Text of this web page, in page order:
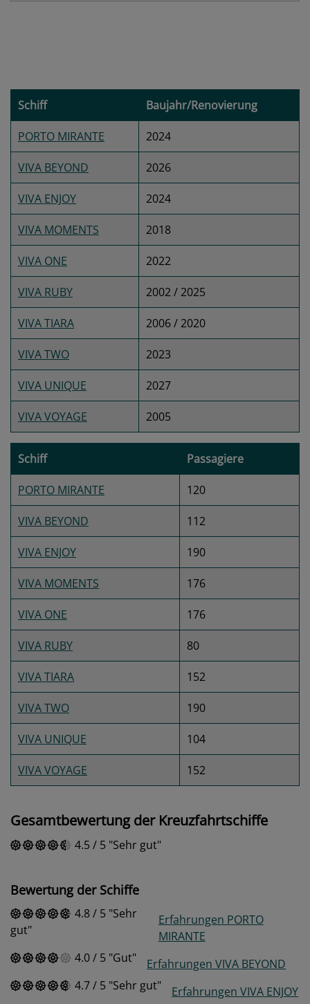
Schiff Baujahr/Renovierung
PORTO MIRANTE 2024
VIVA BEYOND 2026
VIVA ENJOY 2024
VIVA MOMENTS 2018
VIVA ONE 2022
VIVA RUBY 2002 / 2025
VIVA TIARA 2006 / 2020
VIVA TWO 2023
VIVA UNIQUE 2027
VIVA VOYAGE 2005
Schiff Passagiere
PORTO MIRANTE 120
VIVA BEYOND 112
VIVA ENJOY 190
VIVA MOMENTS 176
VIVA ONE 176
VIVA RUBY 80
VIVA TIARA 152
VIVA TWO 190
VIVA UNIQUE 104
VIVA VOYAGE 152
Gesamtbewertung der Kreuzfahrtschiffe
4.5/ 5 Sehr gut
Bewertung der Schiffe
4.8/ 5 Sehr
gut
Erfahrungen PORTO
MIRANTE
4.0/ 5 Gut
Erfahrungen VIVA BEYOND
4.7/ 5 Sehr gut
Erfahrungen VIVA ENJOY